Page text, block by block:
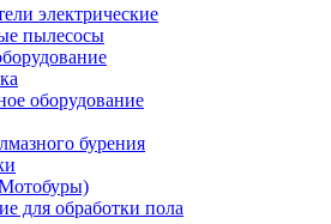
электрические
пылесосы
оборудование
бурения
для обработки пола